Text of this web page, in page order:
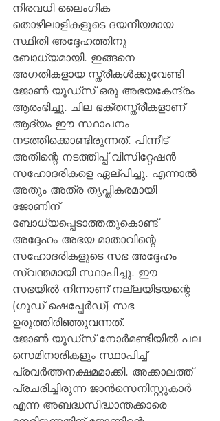
നിരവധി ലൈംഗിക
തൊഴിലാളികളുടെ ദയനീയമായ
സ്ഥിതി അദ്ദേഹത്തിനു
ബോധ്യമായി. ഇങ്ങനെ
അഗതികളായ സ്ത്രീകള്‍ക്കുവേണ്ടി
ജോണ്‍ യൂഡ്‌സ് ഒരു അഭയകേന്ദ്രം
ആരംഭിച്ചു. ചില ഭക്തസ്ത്രീകളാണ്
ആദ്യം ഈ സ്ഥാപനം
നടത്തിക്കൊണ്ടിരുന്നത്. പിന്നീട്
അതിന്റെ നടത്തിപ്പ് വിസിറ്റേഷന്‍
സഹോദരികളെ ഏല്പിച്ചു. എന്നാല്‍
അതും അത്ര തൃപ്തികരമായി
ജോണിന്
ബോധ്യപ്പെടാത്തതുകൊണ്ട്
അദ്ദേഹം അഭയ മാതാവിന്റെ
സഹോദരികളുടെ സഭ അദ്ദേഹം
സ്വന്തമായി സ്ഥാപിച്ചു. ഈ
സഭയില്‍ നിന്നാണ് നല്ലയിടയന്റെ
(ഗുഡ് ഷെപ്പേര്‍ഡ്) സഭ
ഉരുത്തിരിഞ്ഞുവന്നത്.
ജോണ്‍ യൂഡ്‌സ് നോര്‍മണ്ടിയില്‍ പല
സെമിനാരികളും സ്ഥാപിച്ച്
പ്രവര്‍ത്തനക്ഷമമാക്കി. അക്കാലത്ത്
പ്രചരിച്ചിരുന്ന ജാന്‍സെനിസ്റ്റുകാര്‍
എന്ന അബദ്ധസിദ്ധാന്തക്കാരെ